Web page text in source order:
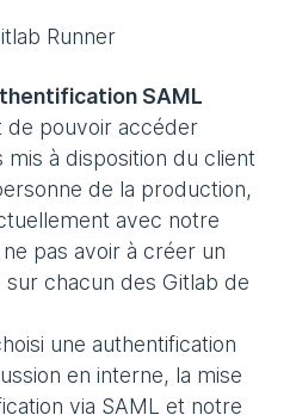
Runner
SAML
de pouvoir accéder
à disposition du client
de la production,
avec notre
pas avoir à créer un
chacun des Gitlab de
une authentification
en interne, la mise
via SAML et notre